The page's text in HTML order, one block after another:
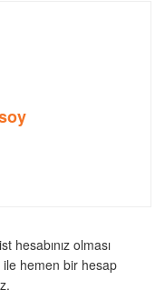
hesabınız olması
ile hemen bir hesap